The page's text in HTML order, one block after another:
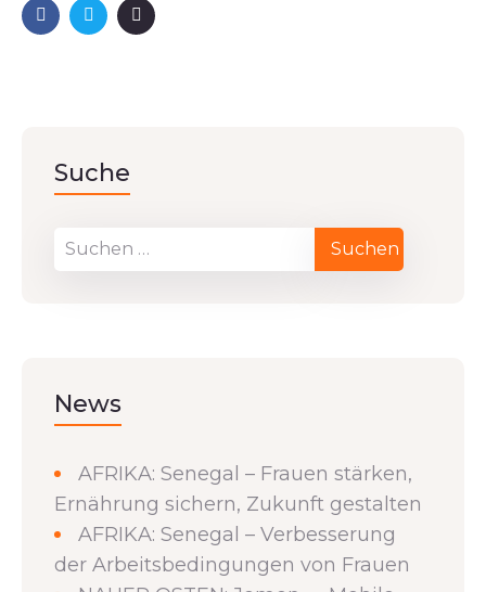
Suche
News
AFRIKA: Senegal – Frauen stärken,
Ernährung sichern, Zukunft gestalten
AFRIKA: Senegal – Verbesserung
der Arbeitsbedingungen von Frauen